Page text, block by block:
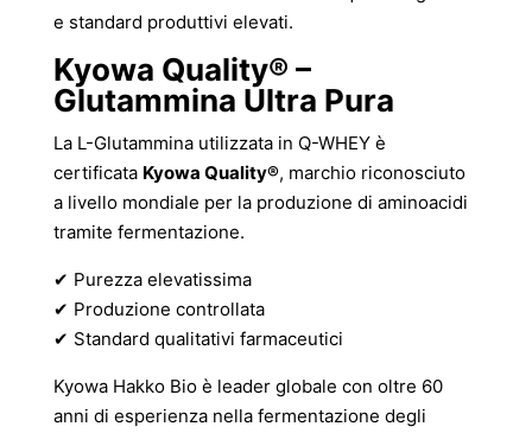
e standard produttivi elevati.
Kyowa Quality® –
Glutammina Ultra Pura
La L-Glutammina utilizzata in Q-WHEY è
certificata Kyowa Quality®, marchio riconosciuto
a livello mondiale per la produzione di aminoacidi
tramite fermentazione.
✔ Purezza elevatissima
✔ Produzione controllata
✔ Standard qualitativi farmaceutici
Kyowa Hakko Bio è leader globale con oltre 60
anni di esperienza nella fermentazione degli